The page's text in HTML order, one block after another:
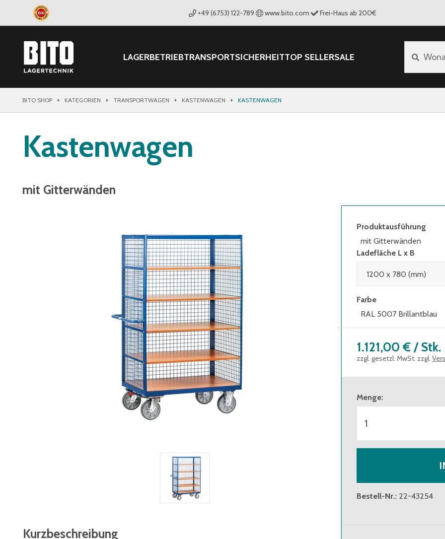
+49 (6753) 122-789 www.bito.com Frei-Haus ab 200€
LAGERBETRIEBTRANSPORTSICHERHEITTOP SELLERSALE
BITO SHOP KATEGORIEN TRANSPORTWAGEN KASTENWAGEN KASTENWAGEN
Kastenwagen
mit Gitterwänden
Kurzbeschreibung
Produktausführung
mit Gitterwänden
Ladefläche L x B
Farbe
RAL 5007 Brillantblau
1.121,00 € / Stk.
zzgl. gesetzl. MwSt. zzgl.
Menge:
Bestell-Nr.: 22-43254